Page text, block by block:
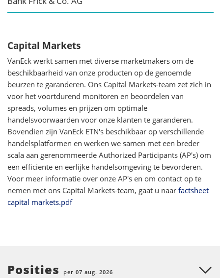
Capital Markets
VanEck werkt samen met diverse marketmakers om de
beschikbaarheid van onze producten op de genoemde
beurzen te garanderen. Ons Capital Markets-team zet zich in
voor het voortdurend monitoren en beoordelen van
spreads, volumes en prijzen om optimale
handelsvoorwaarden voor onze klanten te garanderen.
Bovendien zijn VanEck ETN's beschikbaar op verschillende
handelsplatformen en werken we samen met een breder
scala aan gerenommeerde Authorized Participants (AP's) om
een efficiënte en eerlijke handelsomgeving te bevorderen.
Voor meer informatie over onze AP's en om contact op te
nemen met ons Capital Markets-team, gaat u naar factsheet
capital markets.pdf
Posities per 07 aug. 2026